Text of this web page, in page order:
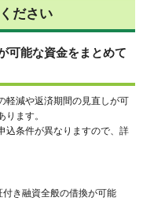
ださい
可能な資金をまとめて
軽減や返済期間の見直しが可
ます。
込条件が異なりますので、詳
き融資全般の借換が可能